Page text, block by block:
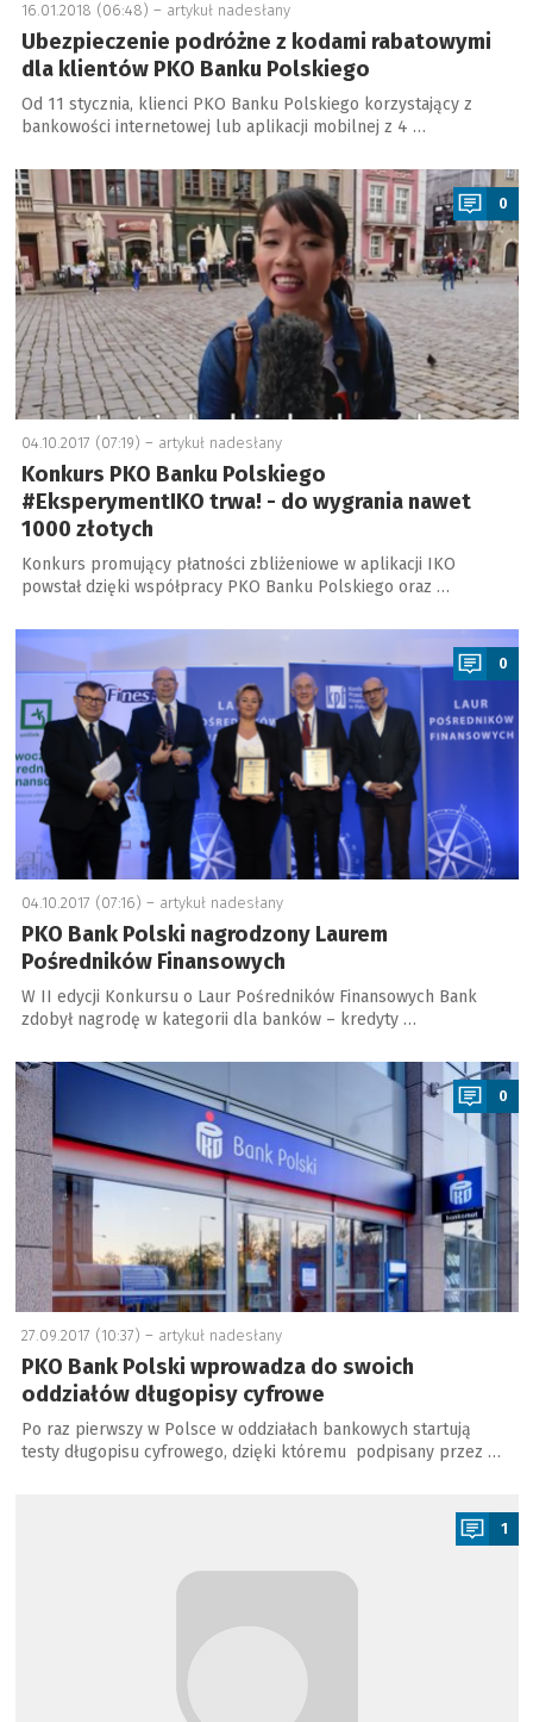
16.01.2018 (06:48) – artykuł nadesłany
Ubezpieczenie podróżne z kodami rabatowymi
dla klientów PKO Banku Polskiego
Od 11 stycznia, klienci PKO Banku Polskiego korzystający z
bankowości internetowej lub aplikacji mobilnej z 4 …
a
0
04.10.2017 (07:19) – artykuł nadesłany
Konkurs PKO Banku Polskiego
#EksperymentIKO trwa! - do wygrania nawet
1000 złotych
Konkurs promujący płatności zbliżeniowe w aplikacji IKO
powstał dzięki współpracy PKO Banku Polskiego oraz …
a
0
04.10.2017 (07:16) – artykuł nadesłany
PKO Bank Polski nagrodzony Laurem
Pośredników Finansowych
W II edycji Konkursu o Laur Pośredników Finansowych Bank
zdobył nagrodę w kategorii dla banków – kredyty …
a
0
27.09.2017 (10:37) – artykuł nadesłany
PKO Bank Polski wprowadza do swoich
oddziałów długopisy cyfrowe
Po raz pierwszy w Polsce w oddziałach bankowych startują
testy długopisu cyfrowego, dzięki któremu podpisany przez …
1